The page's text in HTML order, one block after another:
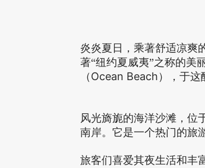
炎炎夏日，乘著舒适凉爽
著“纽约夏威夷”之称的美
（ Ocean Beach ），于
风光旖旎的海洋沙滩，位
南岸。 它是一个热门的旅
旅客们喜爱其夜生活和丰